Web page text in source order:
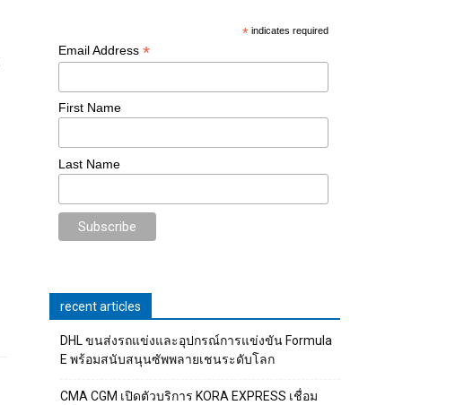
* indicates required
Email Address *
First Name
Last Name
recent articles
DHL ขนส่งรถแข่งและอุปกรณ์การแข่งขัน Formula
E พร้อมสนับสนุนซัพพลายเชนระดับโลก
CMA CGM เปิดตัวบริการ KORA EXPRESS เชื่อม